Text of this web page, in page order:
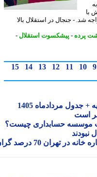
- جنجال در استقلال بالا
- پیشکسوت استقلال-
10
11
12
13
14
15
مردادماه 1405
حسابداری چیست؟
خبر تلخ برای مستاجران تهرانی ؛ اجاره خانه در تهران 70 درصد گران